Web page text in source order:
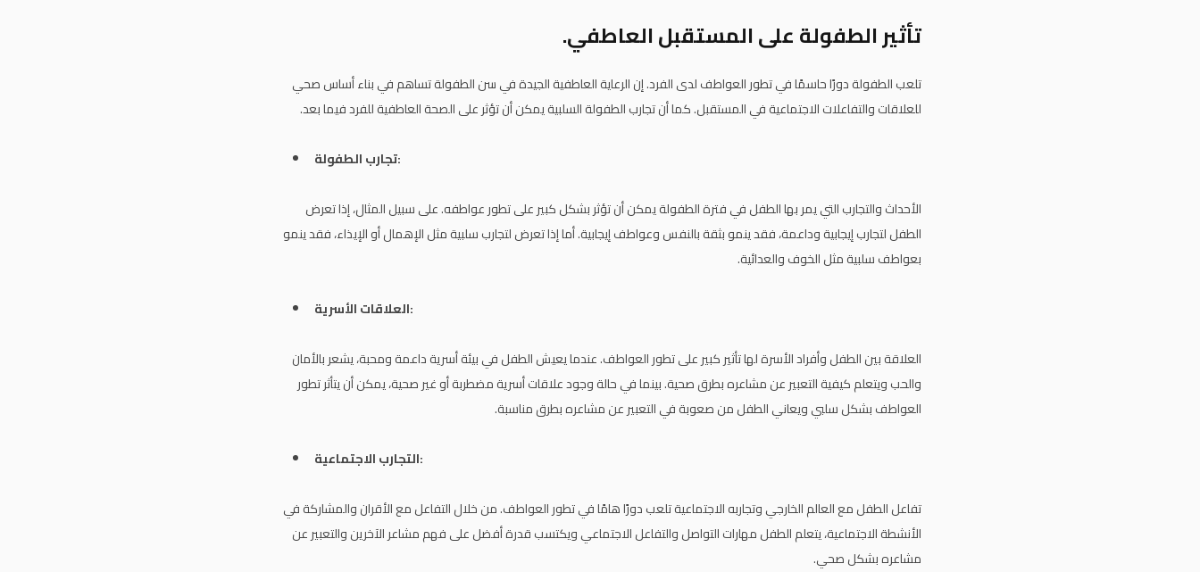
تأثير الطفولة على المستقبل العاطفي.
تلعب الطفولة دورًا حاسمًا في تطور العواطف لدى الفرد. إن الرعاية العاطفية الجيدة في سن الطفولة تساهم في بناء أساس صحي
للعلاقات والتفاعلات الاجتماعية في المستقبل. كما أن تجارب الطفولة السلبية يمكن أن تؤثر على الصحة العاطفية للفرد فيما بعد.
تجارب الطفولة:
الأحداث والتجارب التي يمر بها الطفل في فترة الطفولة يمكن أن تؤثر بشكل كبير على تطور عواطفه. على سبيل المثال، إذا تعرض
الطفل لتجارب إيجابية وداعمة، فقد ينمو بثقة بالنفس وعواطف إيجابية. أما إذا تعرض لتجارب سلبية مثل الإهمال أو الإيذاء، فقد ينمو
بعواطف سلبية مثل الخوف والعدائية.
العلاقات الأسرية:
العلاقة بين الطفل وأفراد الأسرة لها تأثير كبير على تطور العواطف. عندما يعيش الطفل في بيئة أسرية داعمة ومحبة، يشعر بالأمان
والحب ويتعلم كيفية التعبير عن مشاعره بطرق صحية. بينما في حالة وجود علاقات أسرية مضطربة أو غير صحية، يمكن أن يتأثر تطور
العواطف بشكل سلبي ويعاني الطفل من صعوبة في التعبير عن مشاعره بطرق مناسبة.
التجارب الاجتماعية:
تفاعل الطفل مع العالم الخارجي وتجاربه الاجتماعية تلعب دورًا هامًا في تطور العواطف. من خلال التفاعل مع الأقران والمشاركة في
الأنشطة الاجتماعية، يتعلم الطفل مهارات التواصل والتفاعل الاجتماعي ويكتسب قدرة أفضل على فهم مشاعر الآخرين والتعبير عن
مشاعره بشكل صحي.